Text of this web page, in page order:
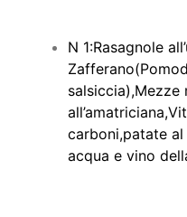
N 1:Rasagnole
salsiccia),Mezze
carboni,patate
acqua e vino